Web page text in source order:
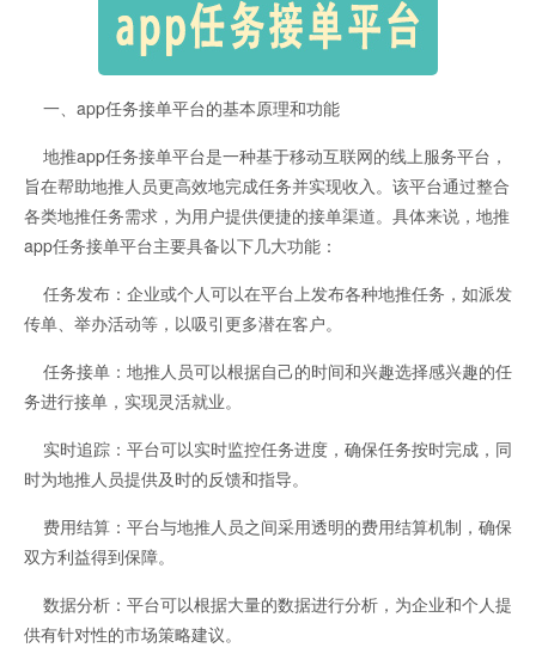
一、app任务接单平台的基本原理和功能
地推app任务接单平台是一种基于移动互联网的线上服务平台，
旨在帮助地推人员更高效地完成任务并实现收入。该平台通过整合
各类地推任务需求，为用户提供便捷的接单渠道。具体来说，地推
app任务接单平台主要具备以下几大功能：
任务发布：企业或个人可以在平台上发布各种地推任务，如派发
传单、举办活动等，以吸引更多潜在客户。
任务接单：地推人员可以根据自己的时间和兴趣选择感兴趣的任
务进行接单，实现灵活就业。
实时追踪：平台可以实时监控任务进度，确保任务按时完成，同
时为地推人员提供及时的反馈和指导。
费用结算：平台与地推人员之间采用透明的费用结算机制，确保
双方利益得到保障。
数据分析：平台可以根据大量的数据进行分析，为企业和个人提
供有针对性的市场策略建议。